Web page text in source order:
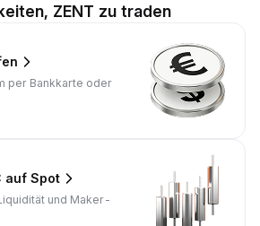
ZENT zu traden
per Bankkarte oder
auf Spot
und Maker-